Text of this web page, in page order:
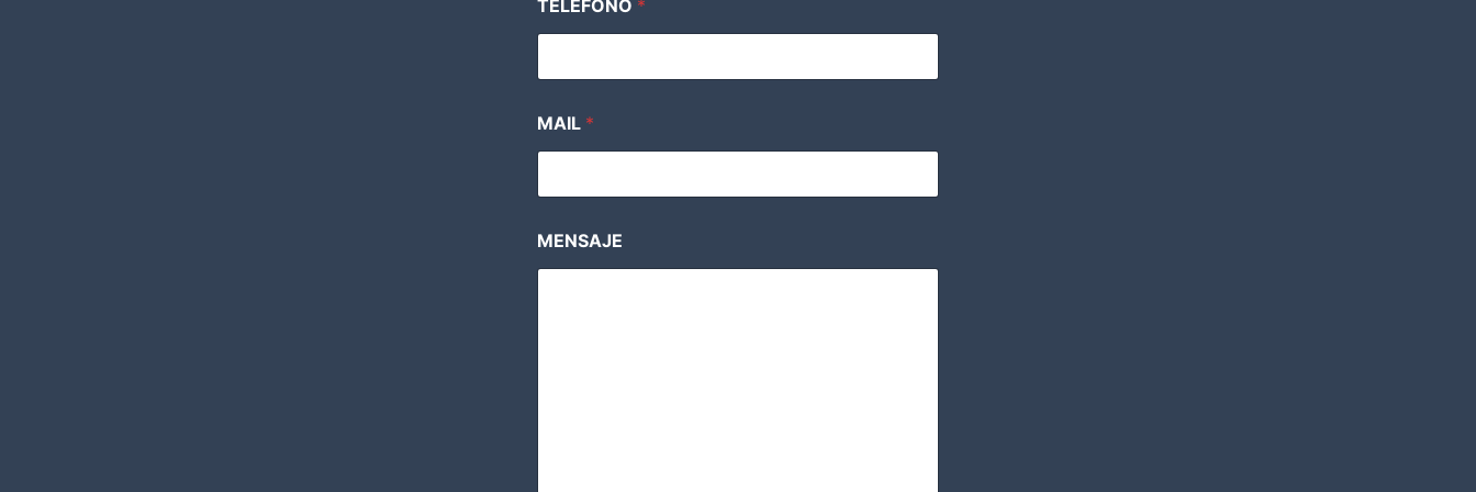
O
N
TELEFONO *
MAIL *
MENSAJE